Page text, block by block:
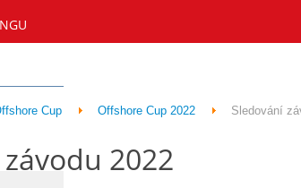
Cup Offshore Cup 2022 Sledování
2022